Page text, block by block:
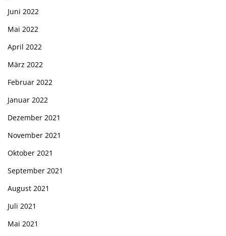
Juni 2022
Mai 2022
April 2022
März 2022
Februar 2022
Januar 2022
Dezember 2021
November 2021
Oktober 2021
September 2021
August 2021
Juli 2021
Mai 2021